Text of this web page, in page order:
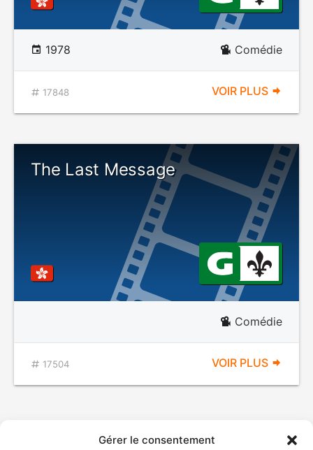
Gérer le consentement
1978 Comédie
17848 VOIR PLUS
The Last Message
Comédie
17504 VOIR PLUS